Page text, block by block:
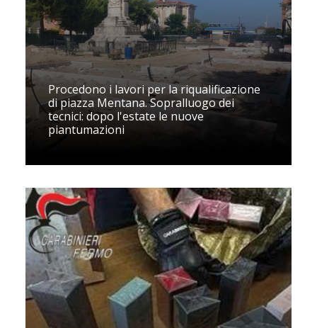
Procedono i lavori per la riqualificazione
di piazza Mentana. Sopralluogo dei
tecnici: dopo l'estate le nuove
piantumazioni